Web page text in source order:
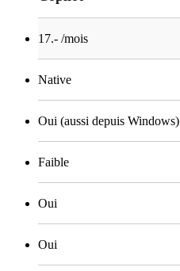
17.- /mois
Native
Oui (aussi depuis Windows)
Faible
Oui
Oui